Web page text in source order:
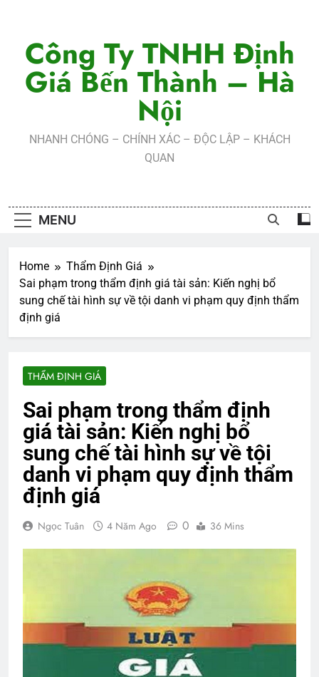
contentCông Ty TNHH Định
Giá Bến Thành – Hà
Nội
NHANH CHÓNG – CHÍNH XÁC – ĐỘC LẬP – KHÁCH
QUAN
MENU
Home
Thẩm Định Giá
Sai phạm trong thẩm định giá tài sản: Kiến nghị bổ
sung chế tài hình sự về tội danh vi phạm quy định thẩm
định giá
THẨM ĐỊNH GIÁ
Sai phạm trong thẩm định
giá tài sản: Kiến nghị bổ
sung chế tài hình sự về tội
danh vi phạm quy định thẩm
định giá
Ngọc Tuân 4 Năm Ago 0 36 Mins